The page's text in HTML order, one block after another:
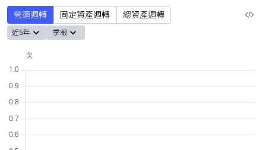
營運週轉 固定資產週轉 總資產週轉
近5年 季報